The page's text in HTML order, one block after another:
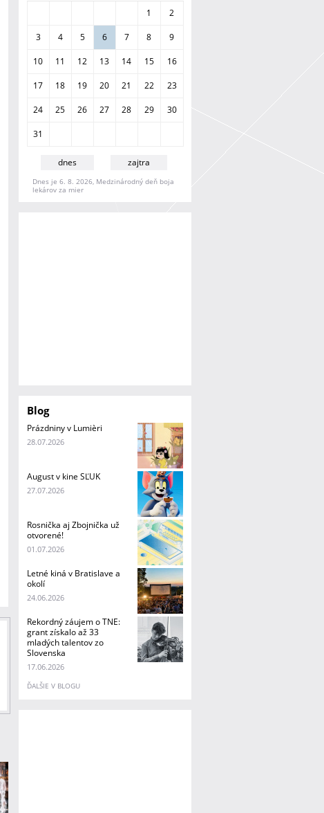
1 2
3 4 5 6 7 8 9
10 11 12 13 14 15 16
17 18 19 20 21 22 23
24 25 26 27 28 29 30
31
dnes zajtra
Dnes je 6. 8. 2026, Medzinárodný deň boja
lekárov za mier
Blog
Prázdniny v Lumièri
28.07.2026
August v kine SĽUK
27.07.2026
Rosnička aj Zbojnička už
otvorené!
01.07.2026
Letné kiná v Bratislave a
okolí
24.06.2026
Rekordný záujem o TNE:
grant získalo až 33
mladých talentov zo
Slovenska
17.06.2026
ĎALŠIE V BLOGU